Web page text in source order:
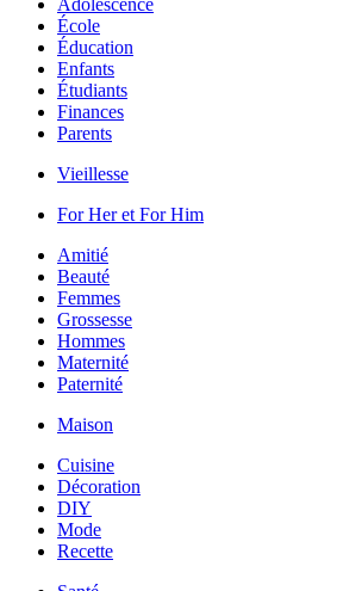
Adolescence
École
Éducation
Enfants
Étudiants
Finances
Parents
Vieillesse
For Her et For Him
Amitié
Beauté
Femmes
Grossesse
Hommes
Maternité
Paternité
Maison
Cuisine
Décoration
DIY
Mode
Recette